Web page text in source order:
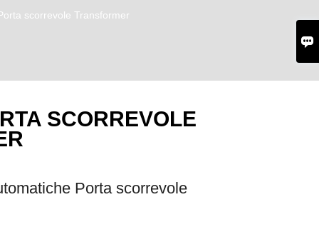

scorrevole Transformer
SCORREVOLE
Porta scorrevole